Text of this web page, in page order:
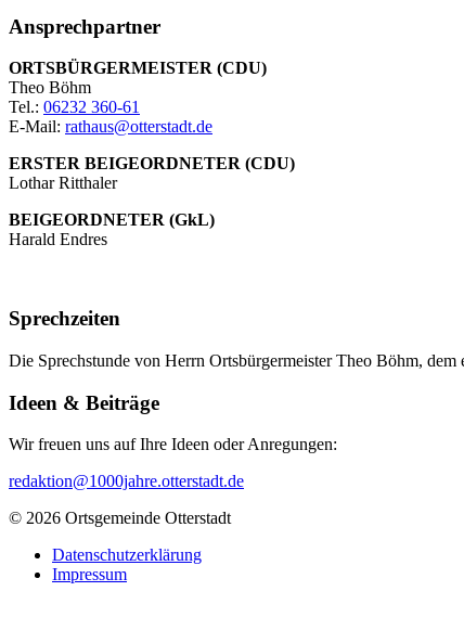
Ansprechpartner
ORTSBÜRGERMEISTER (CDU)
Theo Böhm
Tel.: 06232 360-61
E-Mail: rathaus@otterstadt.de
ERSTER BEIGEORDNETER (CDU)
Lothar Ritthaler
BEIGEORDNETER (GkL)
Harald Endres
Sprechzeiten
Die Sprechstunde von Herrn Ortsbürgermeister Theo Böhm,
Ideen & Beiträge
Wir freuen uns auf Ihre Ideen oder Anregungen:
redaktion@1000jahre.otterstadt.de
© 2026 Ortsgemeinde Otterstadt
Datenschutzerklärung
Impressum